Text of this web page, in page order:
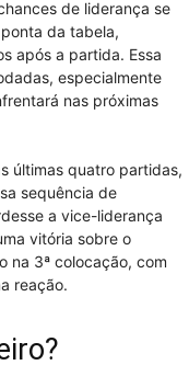
de liderança se
da tabela,
após a partida. Essa
especialmente
nas próximas
últimas quatro partidas,
sequência de
a vice-liderança
vitória sobre o
na 3ª colocação, com
reação.